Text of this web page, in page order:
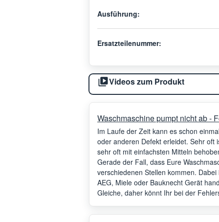
Ausführung:
Ersatzteilenummer:
Videos zum Produkt
Waschmaschine pumpt nicht ab -
Im Laufe der Zeit kann es schon
oder anderen Defekt erleidet. Sehr oft
sehr oft mit einfachsten Mitteln
Gerade der Fall, dass Eure
verschiedenen Stellen kommen.
AEG, Miele oder Bauknecht Gerät
Gleiche, daher könnt Ihr bei der